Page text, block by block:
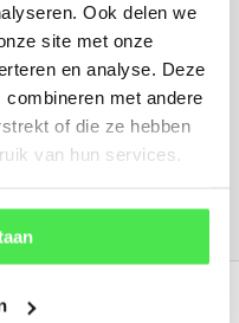
Ook delen we
site met onze
en analyse. Deze
met andere
of die ze hebben
van hun services.
niet bereikbaar)
/5 at